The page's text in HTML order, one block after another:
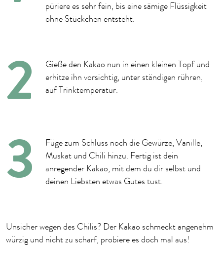
püriere es sehr fein, bis eine sämige Flüssigkeit
ohne Stückchen entsteht.
Gieße den Kakao nun in einen kleinen Topf und
erhitze ihn vorsichtig, unter ständigen rühren,
auf Trinktemperatur.
Füge zum Schluss noch die Gewürze, Vanille,
Muskat und Chili hinzu. Fertig ist dein
anregender Kakao, mit dem du dir selbst und
deinen Liebsten etwas Gutes tust.
Unsicher wegen des Chilis? Der Kakao schmeckt angenehm
würzig und nicht zu scharf, probiere es doch mal aus!